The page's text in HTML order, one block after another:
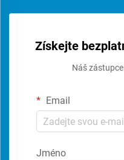
Získejte
Náš
Email
Jméno